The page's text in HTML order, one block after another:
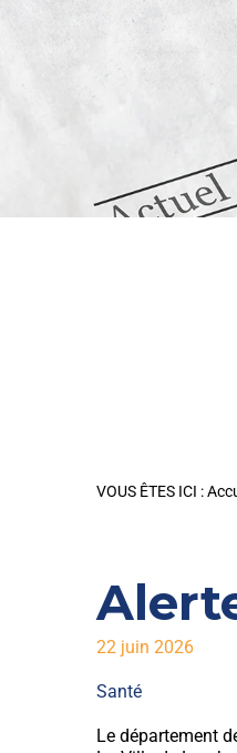
VOUS ÊTES ICI :
22 juin 2026
Santé
Le département